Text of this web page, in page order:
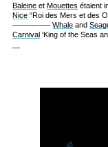
Baleine etMouettes étaient
Nice “Roi des Mers et des
—————Whale and
Carnival ‘King of the Seas
—